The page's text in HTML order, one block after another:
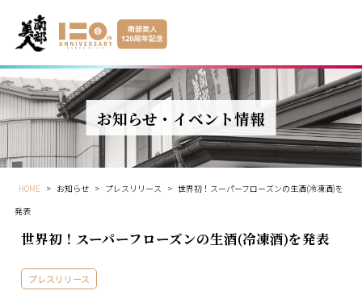
お知らせ・イベント情報
HOME > お知らせ > プレスリリース > 世界初！スーパーフローズンの生酒(冷凍酒)を
発表
世界初！スーパーフローズンの生酒(冷凍酒)を発表
プレスリリース